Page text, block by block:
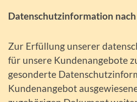
Datenschutzinformation
Zur Erfüllung unserer
für unsere Kundenangebote
gesonderte
Kundenangebot